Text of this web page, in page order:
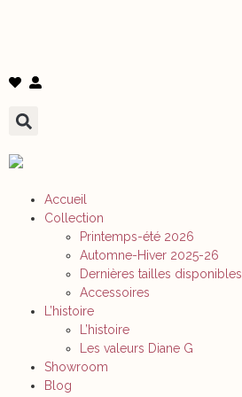
Accueil
Collection
Printemps-été 2026
Automne-Hiver 2025-26
Dernières tailles disponibles
Accessoires
L’histoire
L’histoire
Les valeurs Diane G
Showroom
Blog